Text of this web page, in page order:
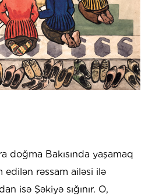
doğma Bakısında yaşamaq
rəssam ailəsi ilə
isə Şəkiyə sığınır. O,